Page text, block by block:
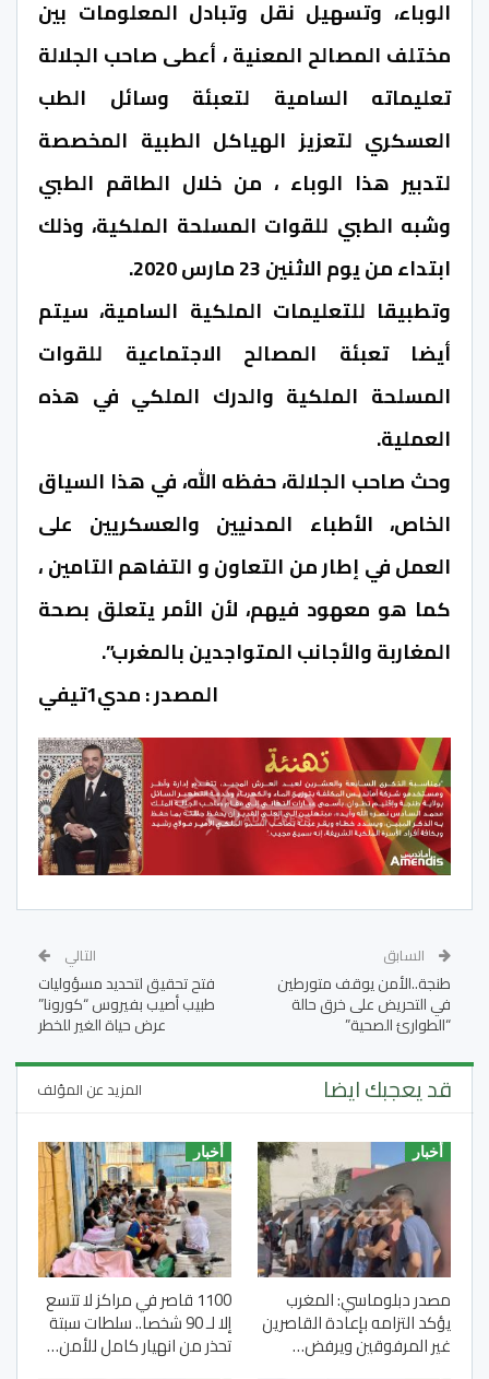
الوباء، وتسهيل نقل وتبادل المعلومات بين
مختلف المصالح المعنية ، أعطى صاحب الجلالة
تعليماته السامية لتعبئة وسائل الطب
العسكري لتعزيز الهياكل الطبية المخصصة
لتدبير هذا الوباء ، من خلال الطاقم الطبي
وشبه الطبي للقوات المسلحة الملكية، وذلك
ابتداء من يوم الاثنين 23 مارس 2020.
وتطبيقا للتعليمات الملكية السامية، سيتم
أيضا تعبئة المصالح الاجتماعية للقوات
المسلحة الملكية والدرك الملكي في هذه
العملية.
وحث صاحب الجلالة، حفظه الله، في هذا السياق
الخاص، الأطباء المدنيين والعسكريين على
العمل في إطار من التعاون و التفاهم التامين ،
كما هو معهود فيهم، لأن الأمر يتعلق بصحة
المغاربة والأجانب المتواجدين بالمغرب”.
المصدر : مدي1تيفي
السابق
طنجة..الأمن يوقف متورطين
في التحريض على خرق حالة
“الطوارئ الصحية”
التالي
فتح تحقيق لتحديد مسؤوليات
طبيب أصيب بفيروس “كورونا”
عرض حياة الغير للخطر
قد يعجبك ايضا المزيد عن المؤلف
أخبار
مصدر دبلوماسي: المغرب
يؤكد التزامه بإعادة القاصرين
غير المرفوقين ويرفض…
أخبار
1100 قاصر في مراكز لا تتسع
إلا لـ 90 شخصا.. سلطات سبتة
تحذر من انهيار كامل للأمن…